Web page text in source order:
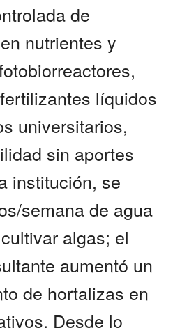
de
nutrientes y
líquidos
universitarios,
sin aportes
institución, se
semana de agua
algas; el
aumentó un
de hortalizas en
Desde lo